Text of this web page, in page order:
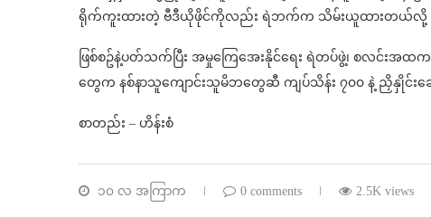
ရိုက်ကူးထားတဲ့ ဗီဒီယိုဖိုင်ကိုလည်း ရဲဘက်က သိမ်းယူထားတယ်လို့
ဖြစ်စဥ်နဲ့ပတ်သက်ပြီး အမှုကြေအေးနိုင်ရေး ရဲတပ်ဖွဲ့၊ စလင်းအထက
တွေက နစ်နာသူကျောင်းသူမိဘတွေဆီ ကျပ်သိန်း ၇၀၀ နဲ့ ညှိနှိုင်
စာတည်း – ဟိန်းစံ
၁၀ လ အကြာက 0 comments 2.5K views